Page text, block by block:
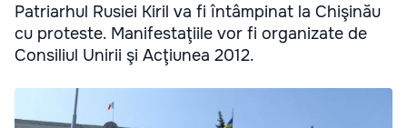
Patriarhul Rusiei Kiril va fi întâmpinat la Chişinău
cu proteste. Manifestaţiile vor fi organizate de
Consiliul Unirii şi Acţiunea 2012.